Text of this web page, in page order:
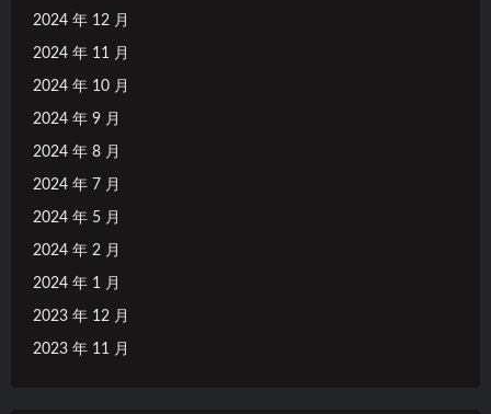
2024 年 12 月
2024 年 11 月
2024 年 10 月
2024 年 9 月
2024 年 8 月
2024 年 7 月
2024 年 5 月
2024 年 2 月
2024 年 1 月
2023 年 12 月
2023 年 11 月